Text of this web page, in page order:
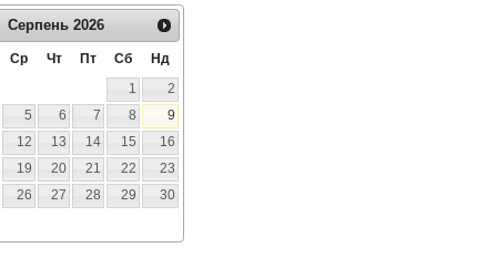
Серпень 2026
Ср Чт Пт Сб
Нд
1
2
5 6 7 8
9
12 13 14 15
16
19 20 21 22
23
26 27 28 29
30